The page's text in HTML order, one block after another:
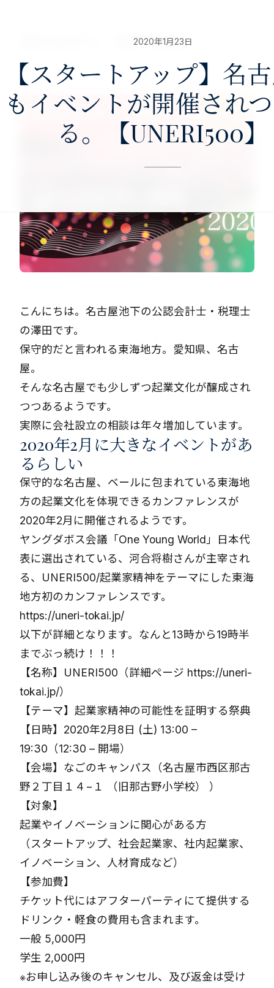
澤田公認会計士・税理士事務所
2020年1月23日
【スタートアップ】名
もイベントが開催され
る。【UNERI500】
こんにちは。名古屋池下の公認会計士・税理士
の澤田です。
保守的だと言われる東海地方。愛知県、名古
屋。
そんな名古屋でも少しずつ起業文化が醸成され
つつあるようです。
実際に会社設立の相談は年々増加しています。
2020年2月に大きなイベントがあ
るらしい
保守的な名古屋、ベールに包まれている東海地
方の起業文化を体現できるカンファレンスが
2020年2月に開催されるようです。
ヤングダボス会議「One Young World」日本代
表に選出されている、河合将樹さんが主宰され
る、UNERI500/起業家精神をテーマにした東海
地方初のカンファレンスです。
https://uneri-tokai.jp/
以下が詳細となります。なんと13時から19時半
までぶっ続け！！！
【名称】UNERI500（詳細ページ https://uneri-
tokai.jp/）
【テーマ】起業家精神の可能性を証明する祭典
【日時】2020年2月8日 (土) 13:00 –
19:30（12:30 – 開場）
【会場】なごのキャンパス（名古屋市西区那古
野２丁目１４−１ （旧那古野小学校） ）
【対象】
起業やイノベーションに関心がある方
（スタートアップ、社会起業家、社内起業家、
イノベーション、人材育成など）
【参加費】
チケット代にはアフターパーティにて提供する
ドリンク・軽食の費用も含まれます。
一般 5,000円
学生 2,000円
※お申し込み後のキャンセル、及び返金は受け